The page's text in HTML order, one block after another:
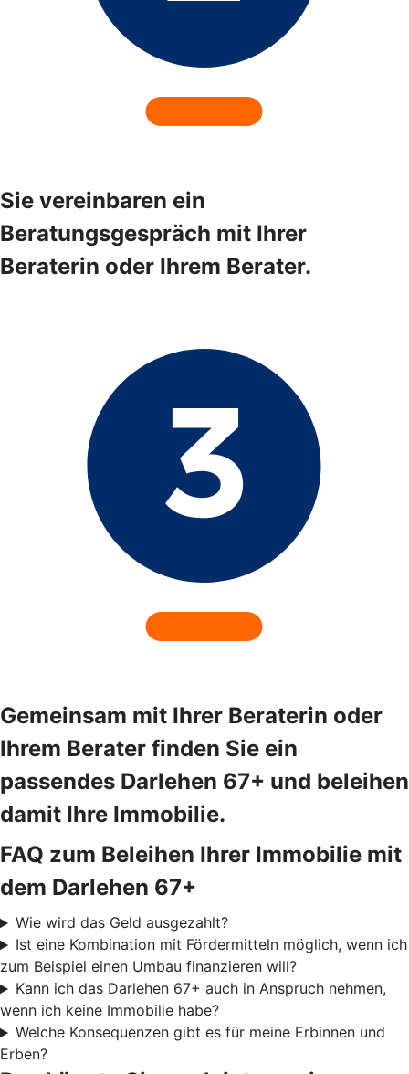
Sie vereinbaren ein
Beratungsgespräch mit Ihrer
Beraterin oder Ihrem Berater.
Gemeinsam mit Ihrer Beraterin oder
Ihrem Berater finden Sie ein
passendes Darlehen 67+ und beleihen
damit Ihre Immobilie.
FAQ zum Beleihen Ihrer Immobilie mit
dem Darlehen 67+
Wie wird das Geld ausgezahlt?
Ist eine Kombination mit Fördermitteln möglich, wenn ich
zum Beispiel einen Umbau finanzieren will?
Kann ich das Darlehen 67+ auch in Anspruch nehmen,
wenn ich keine Immobilie habe?
Welche Konsequenzen gibt es für meine Erbinnen und
Erben?